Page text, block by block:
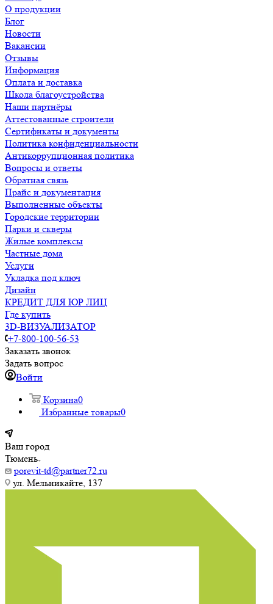
О продукции
Блог
Новости
Вакансии
Отзывы
Информация
Оплата и доставка
Школа благоустройства
Наши партнёры
Аттестованные строители
Сертификаты и документы
Политика конфиденциальности
Антикоррупционная политика
Вопросы и ответы
Обратная связь
Прайс и документация
Выполненные объекты
Городские территории
Парки и скверы
Жилые комплексы
Частные дома
Услуги
Укладка под ключ
Дизайн
КРЕДИТ ДЛЯ ЮР ЛИЦ
Где купить
3D-ВИЗУАЛИЗАТОР
+7-800-100-56-53
Заказать звонок
Задать вопрос
Войти
Корзина0
Избранные товары0
Ваш город
Тюмень
porevit-td@partner72.ru
ул. Мельникайте, 137